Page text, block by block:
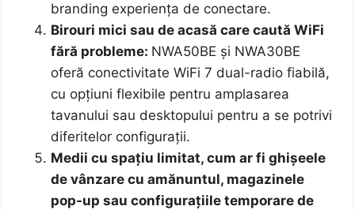
branding experiența de conectare.
Birouri mici sau de acasă care caută WiFi
fără probleme: NWA50BE și NWA30BE
oferă conectivitate WiFi 7 dual-radio fiabilă,
cu opțiuni flexibile pentru amplasarea
tavanului sau desktopului pentru a se potrivi
diferitelor configurații.
Medii cu spațiu limitat, cum ar fi ghișeele
de vânzare cu amănuntul, magazinele
pop-up sau configurațiile temporare de